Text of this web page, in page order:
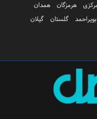
هرمزگان
همدان
گلستان
گیلان